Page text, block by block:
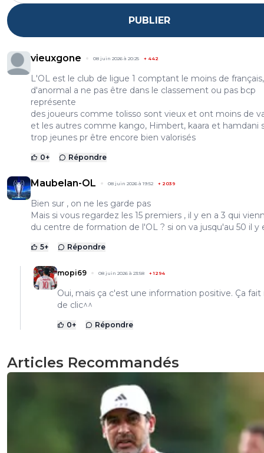
PUBLIER
vieuxgone 08 juin 2026 à 20:25 + 442
L'OL est le club de ligue 1 comptant le moins de
d'anormal a ne pas être dans le classement ou pas bcp
représente
des joueurs comme tolisso sont vieux et ont moins de
et les autres comme kango, Himbert, kaara et hamdani
trop jeunes pr être encore bien valorisés
0+ Répondre
Maubelan-OL 08 juin 2026 à 19:52 + 2039
Bien sur , on ne les garde pas
Mais si vous regardez les 15 premiers , il y en a 3 qui
du centre de formation de l'OL ? si on va jusqu'au 50 il y
5+ Répondre
mopi69 08 juin 2026 à 23:58 +1294
Oui, mais ça c'est une information positive. Ça fait
de clic^^
0+ Répondre
Articles Recommandés